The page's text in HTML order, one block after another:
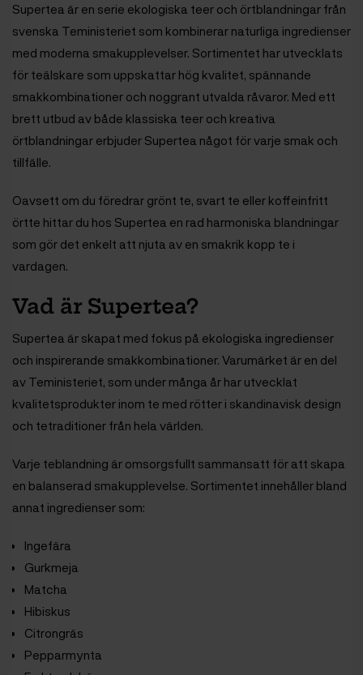
Supertea är en serie ekologiska teer och örtblandningar från
svenska Teministeriet som kombinerar naturliga ingredienser
med moderna smakupplevelser. Sortimentet har utvecklats
för teälskare som uppskattar hög kvalitet, spännande
smakkombinationer och noggrant utvalda råvaror. Med ett
brett utbud av både klassiska teer och kreativa
örtblandningar erbjuder Supertea något för varje smak och
tillfälle.
Oavsett om du föredrar grönt te, svart te eller koffeinfritt
örtte hittar du hos Supertea en rad harmoniska blandningar
som gör det enkelt att njuta av en smakrik kopp te i
vardagen.
Vad är Supertea?
Supertea är skapat med fokus på ekologiska ingredienser
och inspirerande smakkombinationer. Varumärket är en del
av Teministeriet, som under många år har utvecklat
kvalitetsprodukter inom te med rötter i skandinavisk design
och tetraditioner från hela världen.
Varje teblandning är omsorgsfullt sammansatt för att skapa
en balanserad smakupplevelse. Sortimentet innehåller bland
annat ingredienser som:
Ingefära
Gurkmeja
Matcha
Hibiskus
Citrongräs
Pepparmynta